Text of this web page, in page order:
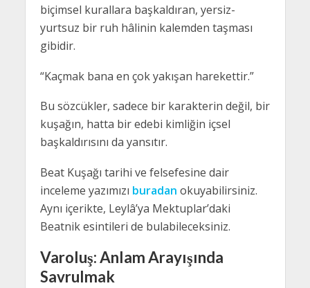
biçimsel kurallara başkaldıran, yersiz-
yurtsuz bir ruh hâlinin kalemden taşması
gibidir.
“Kaçmak bana en çok yakışan harekettir.”
Bu sözcükler, sadece bir karakterin değil, bir
kuşağın, hatta bir edebi kimliğin içsel
başkaldırısını da yansıtır.
Beat Kuşağı tarihi ve felsefesine dair
inceleme yazımızı buradan okuyabilirsiniz.
Aynı içerikte, Leylâ’ya Mektuplar’daki
Beatnik esintileri de bulabileceksiniz.
Varoluş: Anlam Arayışında
Savrulmak